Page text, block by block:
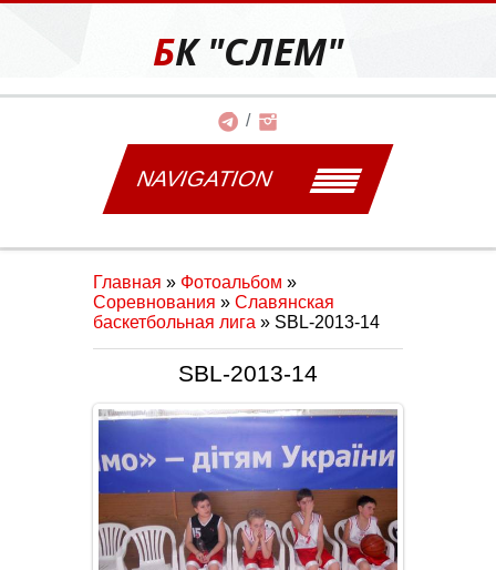
БК "СЛЕМ"
NAVIGATION
Главная » Фотоальбом »
Соревнования » Славянская
баскетбольная лига » SBL-2013-14
SBL-2013-14